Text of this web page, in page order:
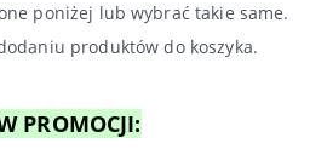
poniżej lub wybrać takie same.
produktów do koszyka.
PROMOCJI: